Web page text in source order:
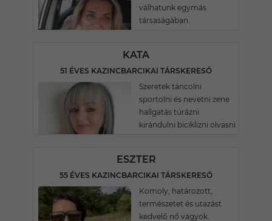
válhatunk egymás
társaságában.
KATA
51 ÉVES KAZINCBARCIKAI TÁRSKERESŐ
Szeretek táncolni
sportolni és nevetni zene
hallgatás túrázni
kirándulni biciklizni olvasni
ESZTER
55 ÉVES KAZINCBARCIKAI TÁRSKERESŐ
Komoly, határozott,
természetet és utazást
kedvelő nő vagyok.